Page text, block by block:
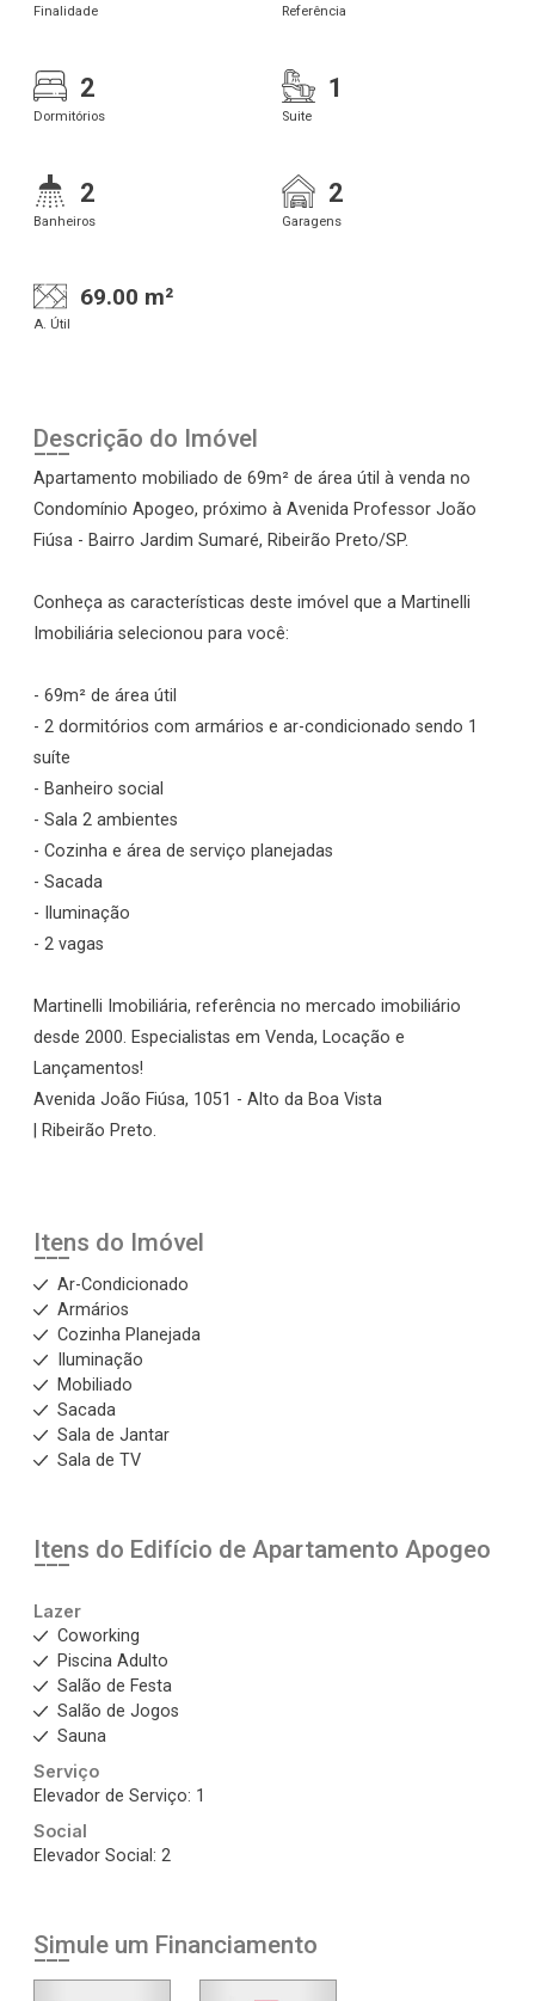
Finalidade Referência
2
Dormitórios
1
Suite
2
Banheiros
2
Garagens
69.00 m²
A. Útil
Descrição do Imóvel
Apartamento mobiliado de 69m² de área útil à venda no
Condomínio Apogeo, próximo à Avenida Professor João
Fiúsa - Bairro Jardim Sumaré, Ribeirão Preto/SP.
Conheça as características deste imóvel que a Martinelli
Imobiliária selecionou para você:
- 69m² de área útil
- 2 dormitórios com armários e ar-condicionado sendo 1
suíte
- Banheiro social
- Sala 2 ambientes
- Cozinha e área de serviço planejadas
- Sacada
- Iluminação
- 2 vagas
Martinelli Imobiliária, referência no mercado imobiliário
desde 2000. Especialistas em Venda, Locação e
Lançamentos!
Avenida João Fiúsa, 1051 - Alto da Boa Vista
| Ribeirão Preto.
Itens do Imóvel
Ar-Condicionado
Armários
Cozinha Planejada
Iluminação
Mobiliado
Sacada
Sala de Jantar
Sala de TV
Itens do Edifício de Apartamento Apogeo
Lazer
Coworking
Piscina Adulto
Salão de Festa
Salão de Jogos
Sauna
Serviço
Elevador de Serviço: 1
Social
Elevador Social: 2
Simule um Financiamento